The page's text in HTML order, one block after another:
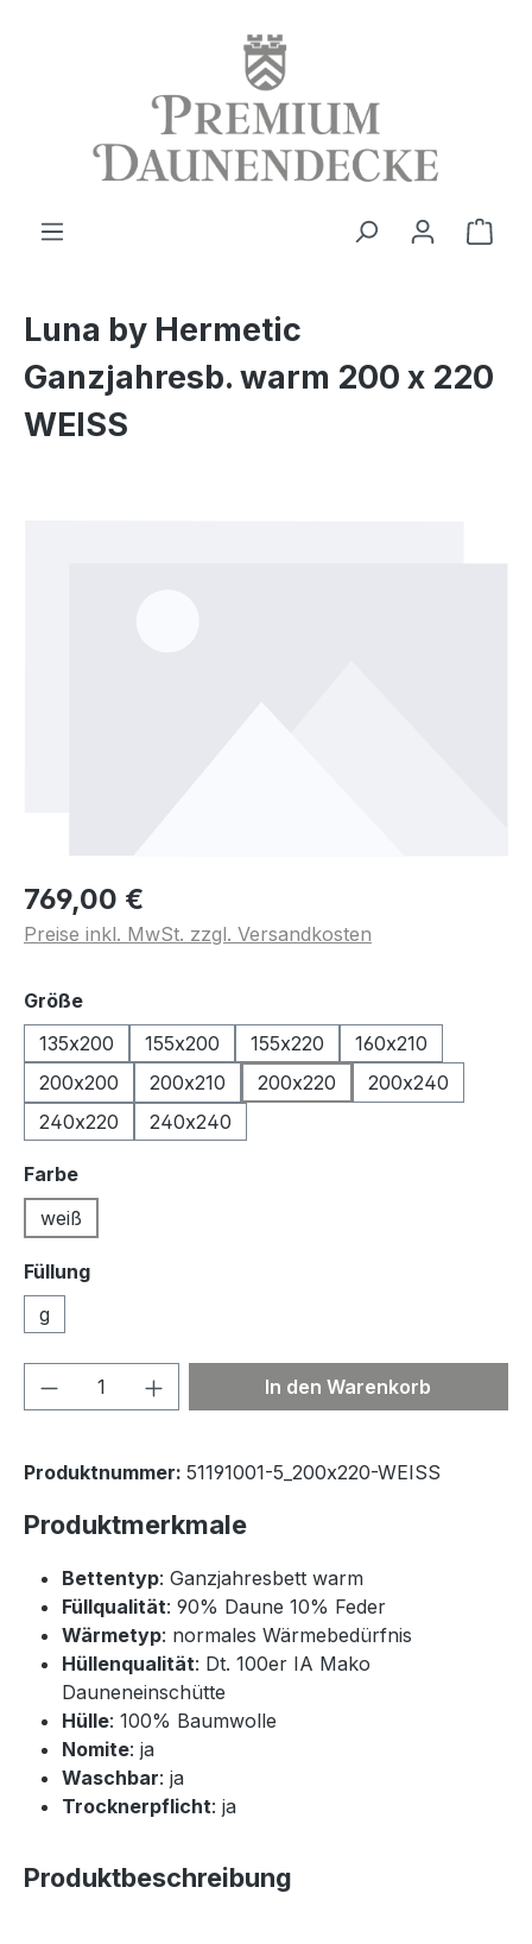
Luna by Hermetic
Ganzjahresb. warm 200 x 220
WEISS
769,00 €
Preise inkl. MwSt. zzgl. Versandkosten
Größeauswählen
135x200
155x200 155x220
160x210
200x200
200x210 200x220
200x240
240x220
240x240
Farbeauswählen
weiß
Füllung
g
Produkt Anzahl: Gib denIn den Warenkorb
Produktnummer: 51191001-5_200x220-WEISS
Produktmerkmale
Bettentyp: Ganzjahresbett warm
Füllqualität: 90% Daune 10% Feder
Wärmetyp: normales Wärmebedürfnis
Hüllenqualität: Dt. 100er IA Mako
Dauneneinschütte
Hülle: 100% Baumwolle
Nomite: ja
Waschbar: ja
Trocknerpflicht: ja
Produktbeschreibung